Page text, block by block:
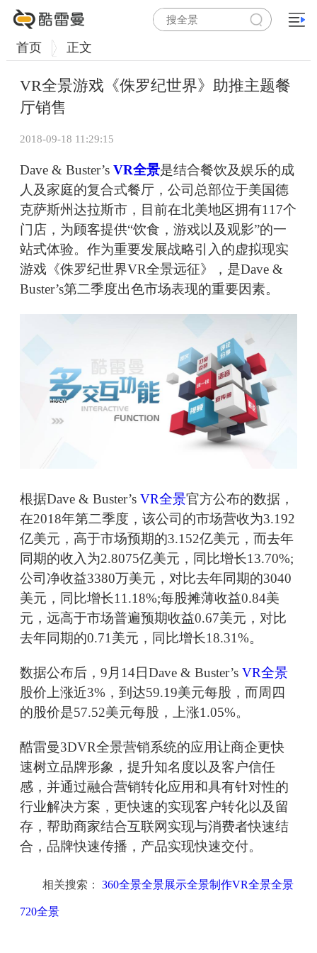
首页 正文
VR全景游戏《侏罗纪世界》助推主题餐
厅销售
2018-09-18 11:29:15
Dave & Buster’s VR全景是结合餐饮及娱乐的成
人及家庭的复合式餐厅，公司总部位于美国德
克萨斯州达拉斯市，目前在北美地区拥有117个
门店，为顾客提供“饮食，游戏以及观影”的一
站式体验。作为重要发展战略引入的虚拟现实
游戏《侏罗纪世界VR全景远征》，是Dave &
Buster’s第二季度出色市场表现的重要因素。
根据Dave & Buster’s VR全景官方公布的数据，
在2018年第二季度，该公司的市场营收为3.192
亿美元，高于市场预期的3.152亿美元，而去年
同期的收入为2.8075亿美元，同比增长13.70%;
公司净收益3380万美元，对比去年同期的3040
美元，同比增长11.18%;每股摊薄收益0.84美
元，远高于市场普遍预期收益0.67美元，对比
去年同期的0.71美元，同比增长18.31%。
数据公布后，9月14日Dave & Buster’s VR全景
股价上涨近3%，到达59.19美元每股，而周四
的股价是57.52美元每股，上涨1.05%。
酷雷曼3DVR全景营销系统的应用让商企更快
速树立品牌形象，提升知名度以及客户信任
感，并通过融合营销转化应用和具有针对性的
行业解决方案，更快速的实现客户转化以及留
存，帮助商家结合互联网实现与消费者快速结
合，品牌快速传播，产品实现快速交付。
相关搜索： 360全景全景展示全景制作VR全景全景
720全景